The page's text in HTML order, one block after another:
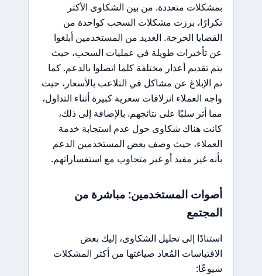
بمشكلات متعددة. من بين الشكاوى الأكثر
تكرارًا، برزت مشكلات السحب كواحدة من
القضايا الحرجة. العديد من المستخدمين أبلغوا
عن تأخيرات طويلة في عمليات السحب، حيث
يتم تقديم أعذار مختلفة كلما اتصلوا بالدعم. كما
تم الإبلاغ عن مشاكل في التلاعب بالأسعار، حيث
واجه العملاء انزلاقات سعرية كبيرة أثناء التداول،
مما أثر سلبًا على نتائجهم. بالإضافة إلى ذلك،
كانت هناك شكاوى حول عدم استجابة خدمة
العملاء، حيث وصف بعض المستخدمين الدعم
بأنه غير مفيد أو غير متجاوب مع استفساراتهم.
أصوات المستخدمين: مباشرة من
المجتمع
استنادًا إلى تحليل الشكاوى، إليك بعض
الاقتباسات المُعاد صياغتها من أكثر المشكلات
شيوعًا: